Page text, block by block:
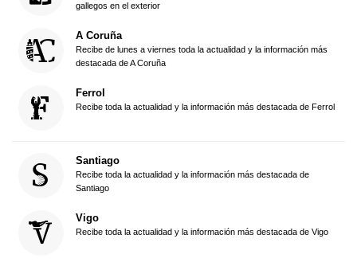
gallegos en el exterior
A Coruña
Recibe de lunes a viernes toda la actualidad y la información más
destacada de A Coruña
Ferrol
Recibe toda la actualidad y la información más destacada de Ferrol
Santiago
Recibe toda la actualidad y la información más destacada de
Santiago
Vigo
Recibe toda la actualidad y la información más destacada de Vigo